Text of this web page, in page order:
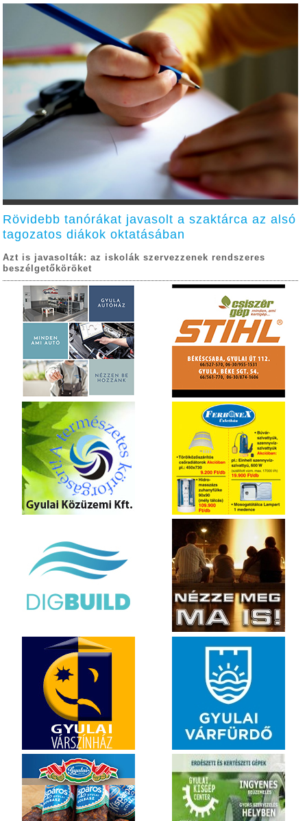
Rövidebb tanórákat javasolt a szaktárca az alsó
tagozatos diákok oktatásában
Azt is javasolták: az iskolák szervezzenek rendszeres
beszélgetőköröket